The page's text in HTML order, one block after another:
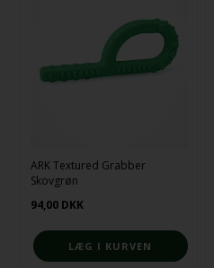
ARK Textured Grabber
Skovgrøn
94,00 DKK